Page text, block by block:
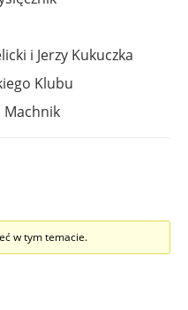
i Jerzy Kukuczka
Klubu
Machnik
w tym temacie.